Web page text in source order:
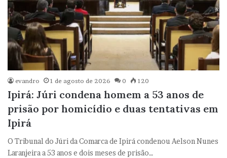
evandro 1 de agosto de 2026 0 120
Ipirá: Júri condena homem a 53 anos de
prisão por homicídio e duas tentativas em
Ipirá
O Tribunal do Júri da Comarca de Ipirá condenou Aelson Nunes
Laranjeira a 53 anos e dois meses de prisão…